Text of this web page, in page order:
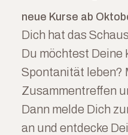
neue Kurse ab
Dich hat das
Du möchtest Deine
Spontanität leben?
Zusammentreffen
Dann melde Dich
an und entdecke